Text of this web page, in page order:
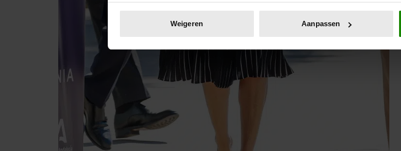
Uw apparaat identificeren door het actief te scannen op specifieke
toestemming op elk moment wijzigen of intrekken in de Cookieverklaring.
We gebruiken cookies om content en advertenties te personaliseren, om functies
websiteverkeer te analyseren. Ook delen we informatie over uw gebruik van onze
media, adverteren en analyse. Deze partners kunnen deze gegevens combineren
verstrekt of die ze hebben verzameld op basis van uw gebruik van hun services.
onze website blijft gebruiken.
Weigeren Aanpassen